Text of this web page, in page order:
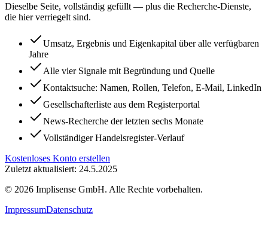
Dieselbe Seite, vollständig gefüllt — plus die Recherche-Dienste,
die hier verriegelt sind.
Umsatz, Ergebnis und Eigenkapital über alle verfügbaren
Jahre
Alle vier Signale mit Begründung und Quelle
Kontaktsuche: Namen, Rollen, Telefon, E-Mail, LinkedIn
Gesellschafterliste aus dem Registerportal
News-Recherche der letzten sechs Monate
Vollständiger Handelsregister-Verlauf
Kostenloses Konto erstellen
Zuletzt aktualisiert: 24.5.2025
© 2026 Implisense GmbH. Alle Rechte vorbehalten.
ImpressumDatenschutz